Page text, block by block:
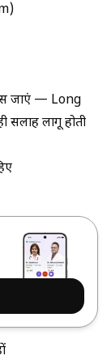
जाएं — Long
सलाह लागू होती